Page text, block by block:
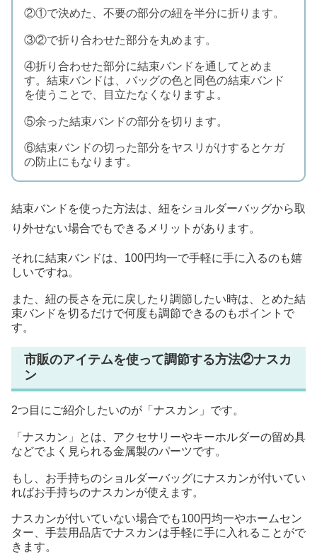
②①で決めた、不要の部分の紐を半分に折ります。
③②で折り合わせた部分を丸めます。
④折り合わせた部分に結束バンドを通してとめま
す。結束バンドは、バッグの色と同色の結束バンド
を使うことで、目立たなくなりますよ。
⑤余った結束バンドの部分を切ります。
⑥結束バンドの切った部分をヤスリがけするとケガ
の防止にもなります。
結束バンドを使った方法は、紐をショルダーバッグから取
り外せない場合でもできるメリットがあります。
それに結束バンドは、100円均一で手軽に手に入るのも嬉
しいですね。
また、紐の長さを元に戻したり調節したい時は、とめた結
束バンドを切るだけで何度も調節できるのもポイントで
す。
市販のアイテムを使って調節する方法②ナスカ
ン
2つ目にご紹介したいのが「ナスカン」です。
「ナスカン」とは、アクセサリーやキーホルダーの留め具
などでよく見られる金属製のパーツです。
もし、お手持ちのショルダーバッグにナスカンが付いてい
ればお手持ちのナスカンが使えます。
ナスカンが付いていない場合でも100円均一やホームセン
ター、手芸用品店でナスカンは手軽に手に入れることがで
きます。